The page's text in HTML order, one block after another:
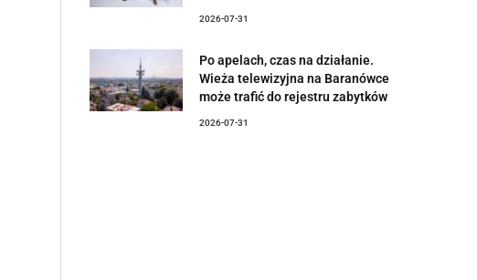
2026-07-31
Po apelach, czas na działanie.
Wieża telewizyjna na Baranówce
może trafić do rejestru zabytków
2026-07-31